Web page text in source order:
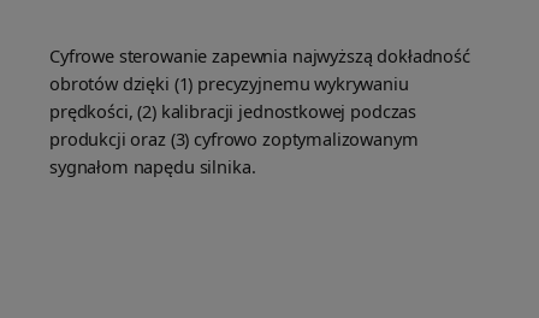
Cyfrowe sterowanie zapewnia najwyższą dokładność
obrotów dzięki (1) precyzyjnemu wykrywaniu
prędkości, (2) kalibracji jednostkowej podczas
produkcji oraz (3) cyfrowo zoptymalizowanym
sygnałom napędu silnika.